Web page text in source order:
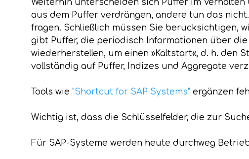
Weiterhin unterscheiden sich Puffer im
aus dem Puffer verdrängen, andere tun das
fragen. Schließlich müssen Sie berücksichtigen,
gibt Puffer, die periodisch Informationen über
wiederherstellen, um einen »Kaltstart«, d. h. den
vollständig auf Puffer, Indizes und Aggregate
Tools wie "Shortcut for SAP Systems" ergänzen
Wichtig ist, dass die Schlüsselfelder, die zur
Für SAP-Systeme werden heute durchweg